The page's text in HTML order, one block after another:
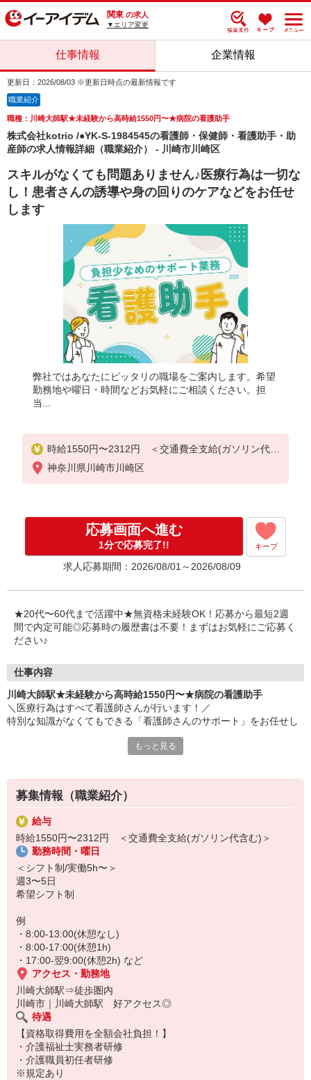
関東 の求人
▼エリア変更
仕事情報 企業情報
更新日：2026/08/03 ※更新日時点の最新情報です
職業紹介
職種：川崎大師駅★未経験から高時給1550円〜★病院の看護助手
株式会社kotrio /●YK-S-1984545の看護師・保健師・看護助手・助
産師の求人情報詳細（職業紹介） - 川崎市川崎区
スキルがなくても問題ありません♪医療行為は一切な
し！患者さんの誘導や身の回りのケアなどをお任せ
します
弊社ではあなたにピッタリの職場をご案内します。希望
勤務地や曜日・時間などお気軽にご相談ください。担
当...
時給1550円〜2312円 ＜交通費全支給(ガソリン代含
む)＞
神奈川県川崎市川崎区
応募画面へ進む
1分で応募完了!! キープ
求人応募期間：2026/08/01～2026/08/09
★20代〜60代まで活躍中★無資格未経験OK！応募から最短2週
間で内定可能◎応募時の履歴書は不要！まずはお気軽にご応募く
ださい♪
仕事内容
川崎大師駅★未経験から高時給1550円〜★病院の看護助手
＼医療行為はすべて看護師さんが行います！／
特別な知識がなくてもできる「看護師さんのサポート」をお任せし
・必要に応じた生活介助
・患者さんの誘導や車いす移動補助
・身の回りのケア（シーツ交換・病室清掃など）
※医療行為はありません
▼ここがポイント
・未経験でもいきなり高時給！少ない日数でもしっかり稼げる★
・専門的なことは看護師さんがやるので、初めてでも安心◎
・パートになるので、シフトも柔軟♪
もっと見る
募集情報（職業紹介）
給与
時給1550円〜2312円 ＜交通費全支給(ガソリン代含む)＞
勤務時間・曜日
＜シフト制/実働5h〜＞
週3〜5日
希望シフト制
例
・8:00-13:00(休憩なし)
・8:00-17:00(休憩1h)
・17:00-翌9:00(休憩2h) など
アクセス・勤務地
川崎大師駅⇒徒歩圏内
川崎市｜川崎大師駅 好アクセス◎
待遇
【資格取得費用を全額会社負担！】
・介護福祉士実務者研修
・介護職員初任者研修
※規定あり